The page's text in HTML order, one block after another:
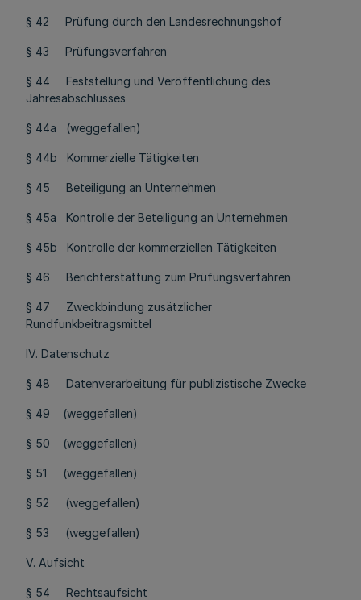
§ 42 Prüfung durch den Landesrechnungshof
§ 43 Prüfungsverfahren
§ 44 Feststellung und Veröffentlichung des
Jahresabschlusses
§ 44a (weggefallen)
§ 44b Kommerzielle Tätigkeiten
§ 45 Beteiligung an Unternehmen
§ 45a Kontrolle der Beteiligung an Unternehmen
§ 45b Kontrolle der kommerziellen Tätigkeiten
§ 46 Berichterstattung zum Prüfungsverfahren
§ 47 Zweckbindung zusätzlicher
Rundfunkbeitragsmittel
IV. Datenschutz
§ 48 Datenverarbeitung für publizistische Zwecke
§ 49 (weggefallen)
§ 50 (weggefallen)
§ 51 (weggefallen)
§ 52 (weggefallen)
§ 53 (weggefallen)
V. Aufsicht
§ 54 Rechtsaufsicht